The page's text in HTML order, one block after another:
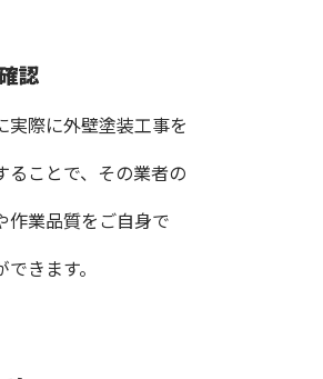
認
実際に外壁塗装工事を
ることで、その業者の
作業品質をご自身で
きます。